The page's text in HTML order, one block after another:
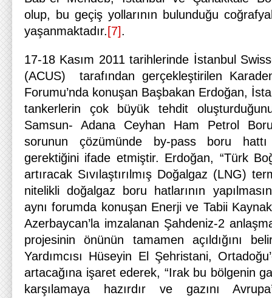
olup, bu geçiş yollarının bulunduğu
yaşanmaktadır. [7].
17-18 Kasım 2011 tarihlerinde İstanbul
(ACUS) tarafından gerçekleştirilen
Forumu’nda konuşan Başbakan Erdoğan,
tankerlerin çok büyük tehdit
Samsun- Adana Ceyhan Ham Petrol
sorunun çözümünde by-pass boru hattı
gerektiğini ifade etmiştir. Erdoğan, “Türk
artıracak Sıvılaştırılmış Doğalgaz (LNG)
nitelikli doğalgaz boru hatlarının
aynı forumda konuşan Enerji ve Tabii
Azerbaycan’la imzalanan Şahdeniz-2
projesinin önünün tamamen açıldığını
Yardımcısı Hüseyin El Şehristani,
artacağına işaret ederek, “Irak bu bölgenin
karşılamaya hazırdır ve gazını